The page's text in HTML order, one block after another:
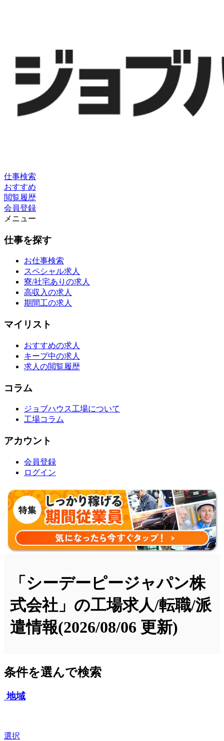
仕事検索
おすすめ
閲覧履歴
会員登録
メニュー
仕事を探す
お仕事検索
スペシャル求人
寮/社宅ありの求人
高収入の求人
期間工の求人
マイリスト
おすすめの求人
キープ中の求人
求人の閲覧履歴
コラム
ジョブハウス工場について
工場コラム
アカウント
会員登録
ログイン
「シーデーピージャパン株
式会社」の工場求人/転職/派
遣情報(2026/08/06 更新)
条件を選んで検索
地域
選択